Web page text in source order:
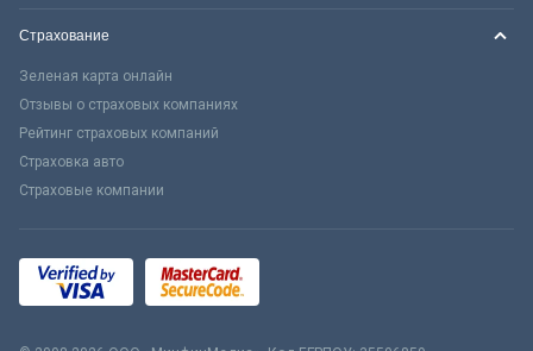
Страхование
Зеленая карта онлайн
Отзывы о страховых компаниях
Рейтинг страховых компаний
Страховка авто
Страховые компании